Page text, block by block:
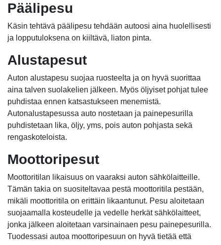
Päälipesu
Käsin tehtävä päälipesu tehdään autoosi aina huolellisesti
ja lopputuloksena on kiiltävä, liaton pinta.
Alustapesut
Auton alustapesu suojaa ruosteelta ja on hyvä suorittaa
aina talven suolakelien jälkeen. Myös öljyiset pohjat tulee
puhdistaa ennen katsastukseen menemistä.
Autonalustapesussa auto nostetaan ja painepesurilla
puhdistetaan lika, öljy, yms, pois auton pohjasta sekä
rengaskoteloista.
Moottoripesut
Moottoritilan likaisuus on vaaraksi auton sähkölaitteille.
Tämän takia on suositeltavaa pestä moottoritila pestään,
mikäli moottoritila on erittäin likaantunut. Pesu aloitetaan
suojaamalla kosteudelle ja vedelle herkät sähkölaitteet,
jonka jälkeen aloitetaan varsinainaen pesu painepesurilla.
Tuodessasi autoa moottoripesuun on hyvä tietää että